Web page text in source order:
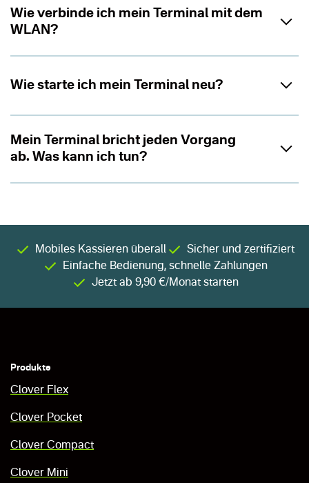
Wie verbinde ich mein Terminal mit dem
WLAN?
Wie starte ich mein Terminal neu?
Mein Terminal bricht jeden Vorgang
ab. Was kann ich tun?
Mobiles Kassieren überall
Sicher und zertifiziert
Einfache Bedienung, schnelle Zahlungen
Jetzt ab 9,90 €/Monat starten
Produkte
Clover Flex
Clover Pocket
Clover Compact
Clover Mini